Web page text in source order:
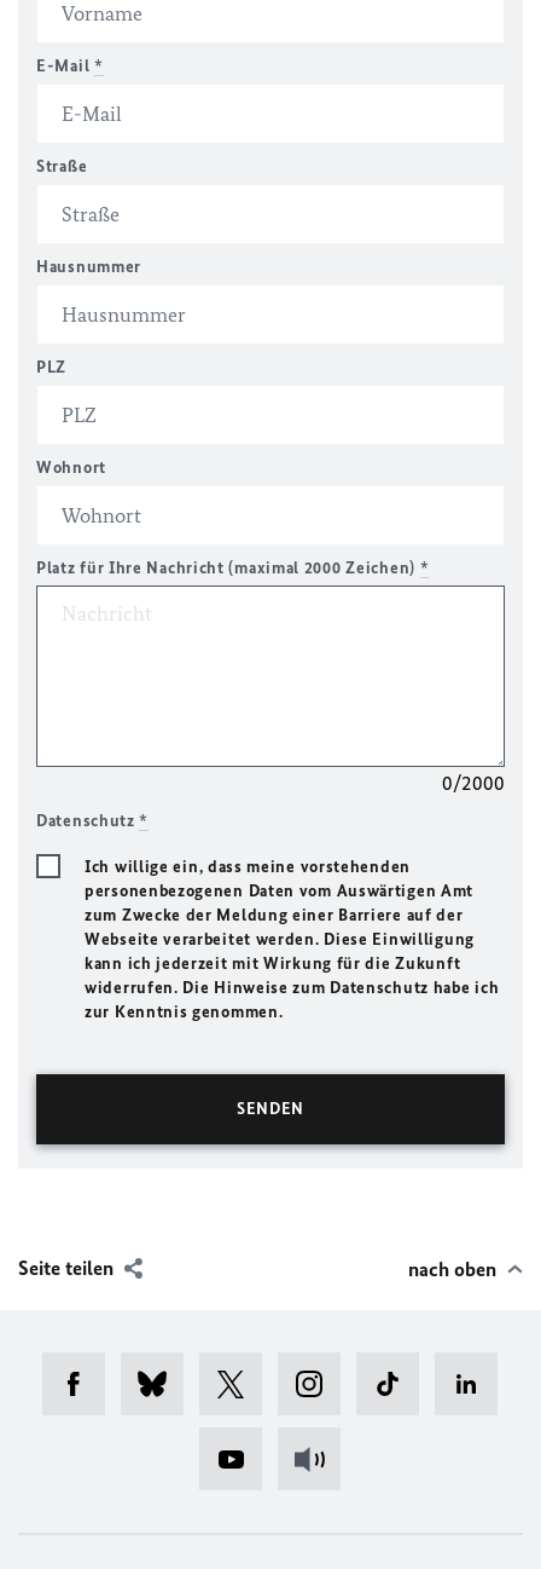
E-Mail *
Straße
Hausnummer
PLZ
Wohnort
Platz für Ihre Nachricht (maximal 2000 Zeichen) *
0/2000
Datenschutz*
Ich willige ein, dass meine vorstehenden
personenbezogenen Daten vom Auswärtigen Amt
zum Zwecke der Meldung einer Barriere auf der
Webseite verarbeitet werden. Diese Einwilligung
kann ich jederzeit mit Wirkung für die Zukunft
widerrufen. Die Hinweise zum Datenschutz habe ich
zur Kenntnis genommen.
Seite teilen nach oben